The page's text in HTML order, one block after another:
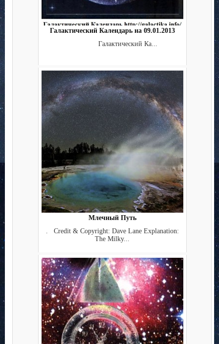
Галактический Календарь на 09.01.2013
Галактический Ка...
Млечный Путь
. Credit & Copyright: Dave Lane Explanation:
The Milky...